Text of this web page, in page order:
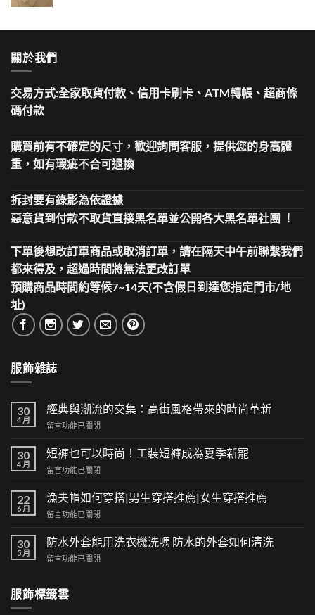
關於我們
交易方式:全家取貨付款、信用卡刷卡、ATM轉帳、超商條
碼付款
購買前有不確定的尺寸，歡迎詢問客服，提供您的身高體
重，如有瑕疵不合可退換
拆封要有錄影為依證據
惡意貨到付款不取貨直接黑名單並公開各大黑名單社團 ！
下單後想改訂單商品或取消訂單，請在隔天中午前聯繫我們
都來得及，超過時間將無法更改訂單
預購商品時間約等候7~14天(不含假日到達您指定門市/地
址)
服飾雜誌
30
4 月
經典與潮流的交集：高街風格帶來的時尚革新
在
典
與
潮
的
交
集：
街
風
來
留言功能已關閉
30
4 月
短褲也可以時尚！工裝短褲成為夏季新寵
在
褲
也
可
時
尚！
工
短
褲
留言功能已關閉
22
6 月
漁夫帽如何穿搭|男生穿搭推薦|女生穿搭推薦
在
夫
帽
如
搭|
留言功能已關閉
30
5 月
防水外套能用洗衣機洗嗎 防水的外套如何清洗
在
外
留言功能已關閉
服飾標籤雲